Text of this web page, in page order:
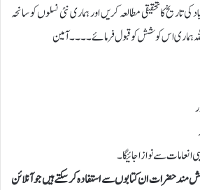
تاریخ کا تحقیقی مطالعہ کریں اور ہماری نئی نسلوں کو سانحہ
ہماری اس کوشش کو قبول فرمائے۔۔۔۔آمین
مند حضرات ان کتابوں سے استفادہ کرسکتے ہیں جو آنلائن